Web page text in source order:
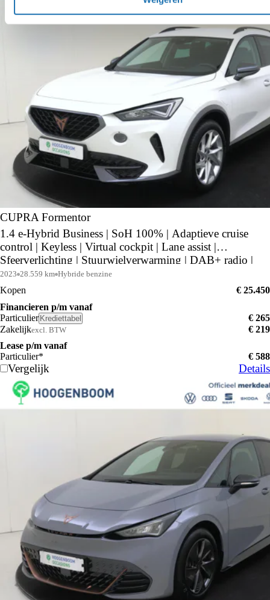
CUPRA Formentor
1.4 e-Hybrid Business | SoH 100% | Adaptieve cruise
control | Keyless | Virtual cockpit | Lane assist |
Sfeerverlichting | Stuurwielverwarming | DAB+ radio |
2023 28.559 km Hybride benzine
Kopen
€ 25.450
Financieren p/m vanaf
Particulier Krediettabel
€ 265
Zakelijkexcl. BTW
€ 219
Lease p/m vanaf
Particulier*
€ 588
Vergelijk Details